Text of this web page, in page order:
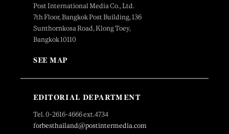
Post International Media Co., Ltd.
7th Floor, Bangkok Post Building, 136
Sunthornkosa Road, Klong Toey,
Bangkok 10110
SEE MAP
EDITORIAL DEPARTMENT
Tel. 0-2616-4666 ext.4734
forbesthailand@postintermedia.com